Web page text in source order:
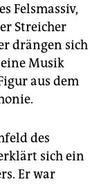
Felsmassiv,
Streicher
drängen sich
Musik
aus dem
des
sich ein
Er war